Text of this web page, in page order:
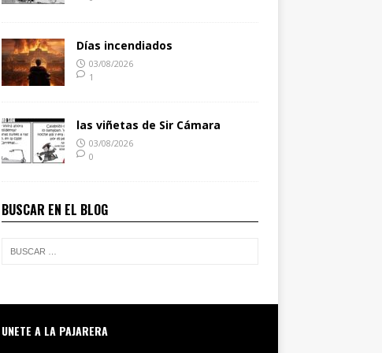
Días incendiados
03/08/2026
1
las viñetas de Sir Cámara
03/08/2026
0
BUSCAR EN EL BLOG
UNETE A LA PAJARERA